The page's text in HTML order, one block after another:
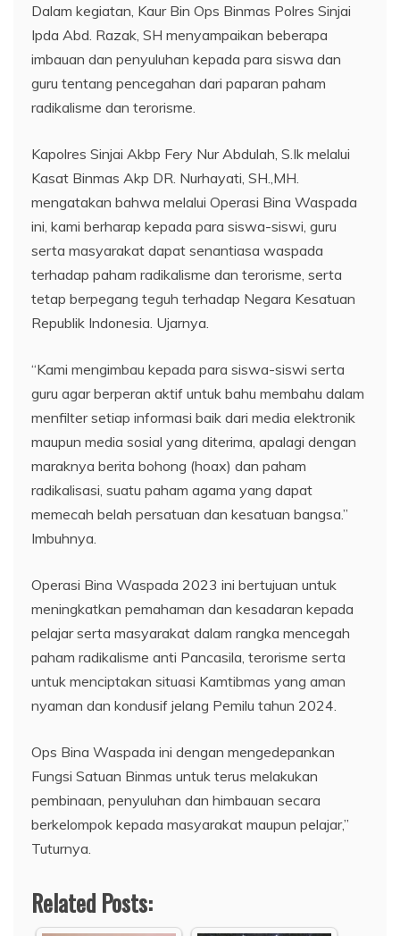
Dalam kegiatan, Kaur Bin Ops Binmas Polres Sinjai
Ipda Abd. Razak, SH menyampaikan beberapa
imbauan dan penyuluhan kepada para siswa dan
guru tentang pencegahan dari paparan paham
radikalisme dan terorisme.
Kapolres Sinjai Akbp Fery Nur Abdulah, S.Ik melalui
Kasat Binmas Akp DR. Nurhayati, SH.,MH.
mengatakan bahwa melalui Operasi Bina Waspada
ini, kami berharap kepada para siswa-siswi, guru
serta masyarakat dapat senantiasa waspada
terhadap paham radikalisme dan terorisme, serta
tetap berpegang teguh terhadap Negara Kesatuan
Republik Indonesia. Ujarnya.
“Kami mengimbau kepada para siswa-siswi serta
guru agar berperan aktif untuk bahu membahu dalam
menfilter setiap informasi baik dari media elektronik
maupun media sosial yang diterima, apalagi dengan
maraknya berita bohong (hoax) dan paham
radikalisasi, suatu paham agama yang dapat
memecah belah persatuan dan kesatuan bangsa.”
Imbuhnya.
Operasi Bina Waspada 2023 ini bertujuan untuk
meningkatkan pemahaman dan kesadaran kepada
pelajar serta masyarakat dalam rangka mencegah
paham radikalisme anti Pancasila, terorisme serta
untuk menciptakan situasi Kamtibmas yang aman
nyaman dan kondusif jelang Pemilu tahun 2024.
Ops Bina Waspada ini dengan mengedepankan
Fungsi Satuan Binmas untuk terus melakukan
pembinaan, penyuluhan dan himbauan secara
berkelompok kepada masyarakat maupun pelajar,”
Tuturnya.
Related Posts: